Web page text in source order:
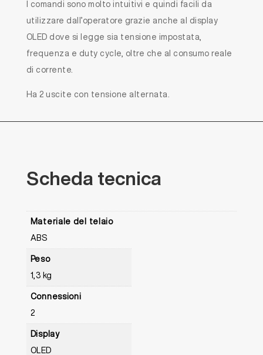
I comandi sono molto intuitivi e quindi facili da
utilizzare dall’operatore grazie anche al display
OLED dove si legge sia tensione impostata,
frequenza e duty cycle, oltre che al consumo reale
di corrente.
Ha 2 uscite con tensione alternata.
Scheda tecnica
Materiale del telaio
ABS
Peso
1,3 kg
Connessioni
2
Display
OLED